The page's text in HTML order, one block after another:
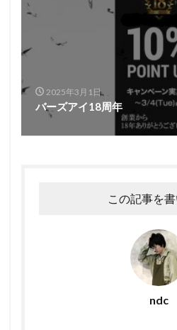
2025年3月1日
バーズアイ18周年
この記事を
ndc